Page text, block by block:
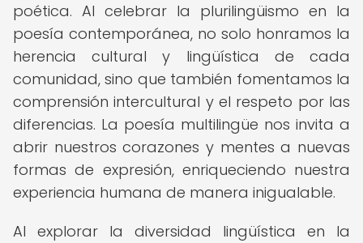
poética. Al celebrar la plurilingüismo en la
poesía contemporánea, no solo honramos la
herencia cultural y lingüística de cada
comunidad, sino que también fomentamos la
comprensión intercultural y el respeto por las
diferencias. La poesía multilingüe nos invita a
abrir nuestros corazones y mentes a nuevas
formas de expresión, enriqueciendo nuestra
experiencia humana de manera inigualable.
Al explorar la diversidad lingüística en la